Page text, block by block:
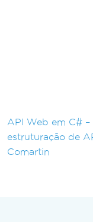
API Web em C#
estruturação de
Comartin